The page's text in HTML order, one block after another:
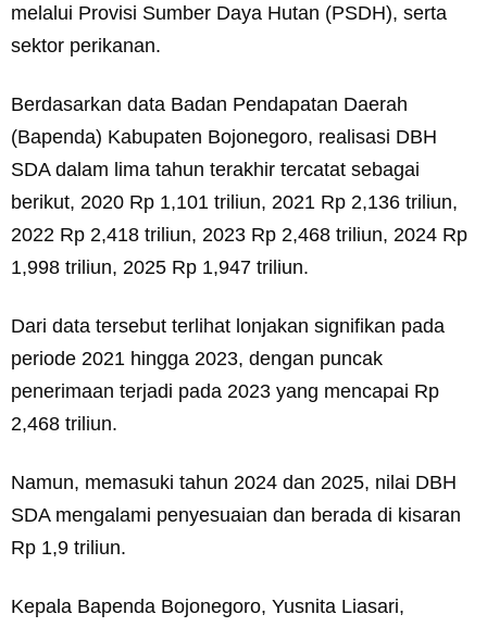
melalui Provisi Sumber Daya Hutan (PSDH), serta
sektor perikanan.
Berdasarkan data Badan Pendapatan Daerah
(Bapenda) Kabupaten Bojonegoro, realisasi DBH
SDA dalam lima tahun terakhir tercatat sebagai
berikut, 2020 Rp 1,101 triliun, 2021 Rp 2,136 triliun,
2022 Rp 2,418 triliun, 2023 Rp 2,468 triliun, 2024 Rp
1,998 triliun, 2025 Rp 1,947 triliun.
Dari data tersebut terlihat lonjakan signifikan pada
periode 2021 hingga 2023, dengan puncak
penerimaan terjadi pada 2023 yang mencapai Rp
2,468 triliun.
Namun, memasuki tahun 2024 dan 2025, nilai DBH
SDA mengalami penyesuaian dan berada di kisaran
Rp 1,9 triliun.
Kepala Bapenda Bojonegoro, Yusnita Liasari,